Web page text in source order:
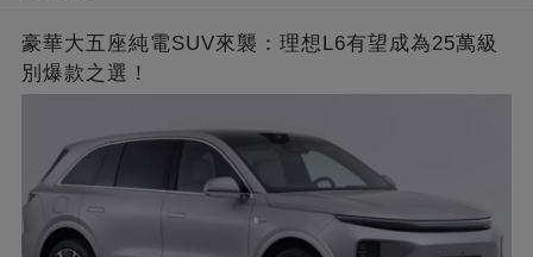
豪華大五座純電SUV來襲：理想L6有望成為25萬級
別爆款之選！